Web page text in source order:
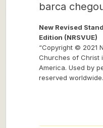
barca
New Revised
Edition (NRSVUE)
“Copyright © 2021
Churches of Christ
America. Used by
reserved